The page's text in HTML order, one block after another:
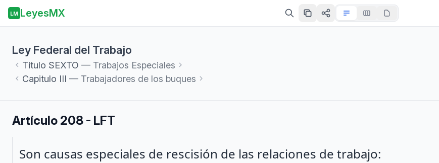
LM LeyesMX
Ley Federal del Trabajo
Titulo SEXTO — Trabajos Especiales
Capitulo III — Trabajadores de los buques
Artículo 208 - LFT
Párrafo 1
Son causas especiales de rescisión de las relaciones de trabajo: